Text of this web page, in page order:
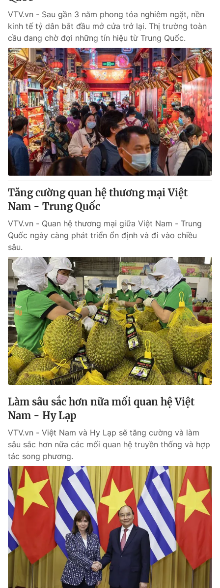
VTV.vn - Sau gần 3 năm phong tỏa nghiêm ngặt, nền
kinh tế tỷ dân bắt đầu mở cửa trở lại. Thị trường toàn
cầu đang chờ đợi những tín hiệu từ Trung Quốc.
Tăng cường quan hệ thương mại Việt
Nam - Trung Quốc
VTV.vn - Quan hệ thương mại giữa Việt Nam - Trung
Quốc ngày càng phát triển ổn định và đi vào chiều
sâu.
Làm sâu sắc hơn nữa mối quan hệ Việt
Nam - Hy Lạp
VTV.vn - Việt Nam và Hy Lạp sẽ tăng cường và làm
sâu sắc hơn nữa các mối quan hệ truyền thống và hợp
tác song phương.